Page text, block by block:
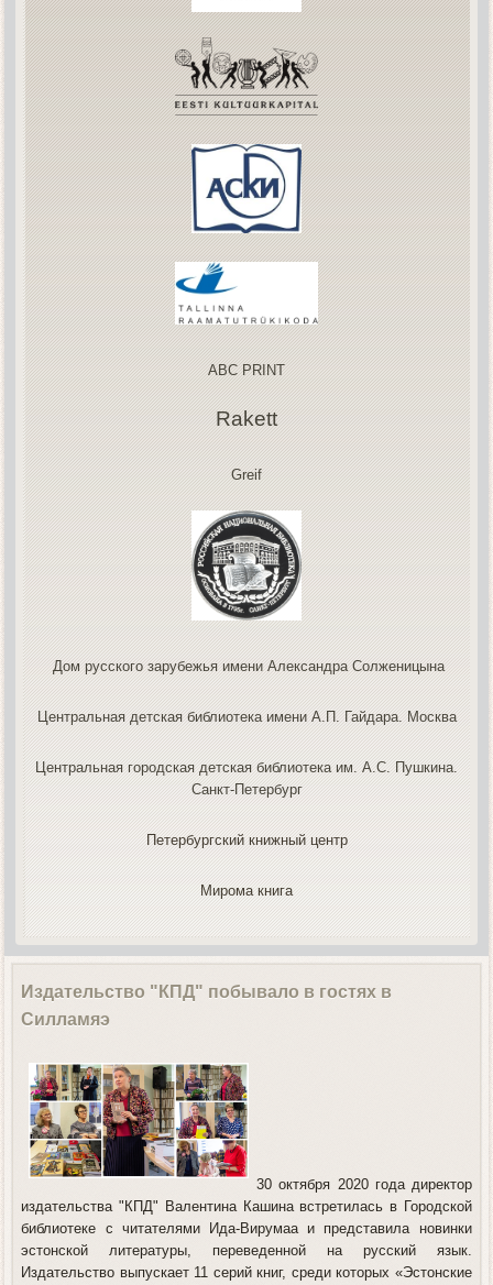
ABC PRINT
Rakett
Greif
Дом русского зарубежья имени Александра Солженицына
Центральная детская библиотека имени А.П. Гайдара. Москва
Центральная городская детская библиотека им. А.С. Пушкина.
Санкт-Петербург
Петербургский книжный центр
Мирома книга
Издательство "КПД" побывало в гостях в
Силламяэ
30 октября 2020 года директор
издательства "КПД" Валентина Кашина встретилась в Городской
библиотеке с читателями
Ида-Вирумаа и представила новинки
эстонской литературы, переведенной на русский язык.
Издательство выпускает 11 серий книг, среди которых «Эстонские